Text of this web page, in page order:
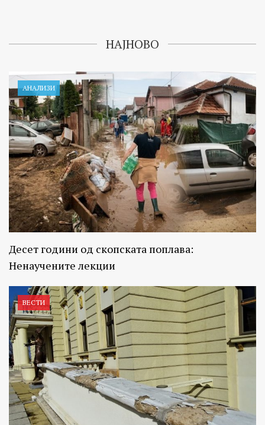
НАЈНОВО
АНАЛИЗИ
Десет години од скопската поплава:
Ненаучените лекции
ВЕСТИ